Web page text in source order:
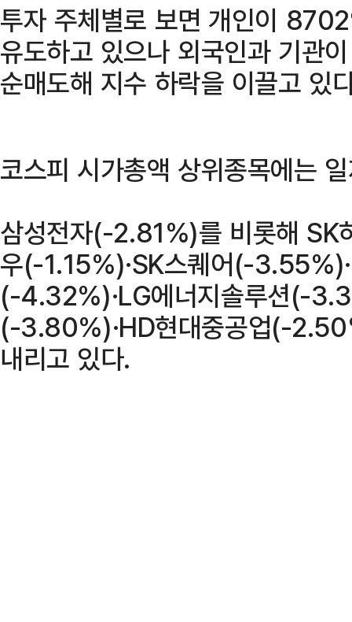
투자 주체별로 보면 개인이
유도하고 있으나 외국인과 기관
순매도해 지수 하락을 이끌고 있
코스피 시가총액 상위종목에는
삼성전자(-2.81%)를 비롯해
우(-1.15%)·SK스퀘어(-
(-4.32%)·LG에너지솔루션(-
(-3.80%)·HD현대중공업(-
내리고 있다.